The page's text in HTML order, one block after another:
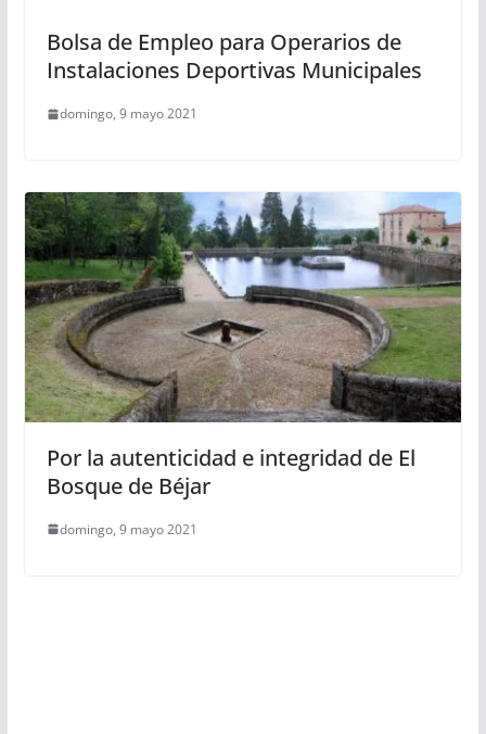
Bolsa de Empleo para Operarios de
Instalaciones Deportivas Municipales
domingo, 9 mayo 2021
Por la autenticidad e integridad de El
Bosque de Béjar
domingo, 9 mayo 2021